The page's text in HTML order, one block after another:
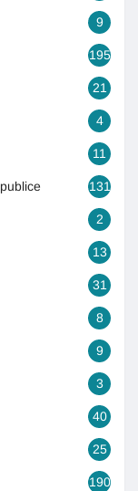
9
195
21
4
11
131
2
13
31
8
9
3
40
25
190